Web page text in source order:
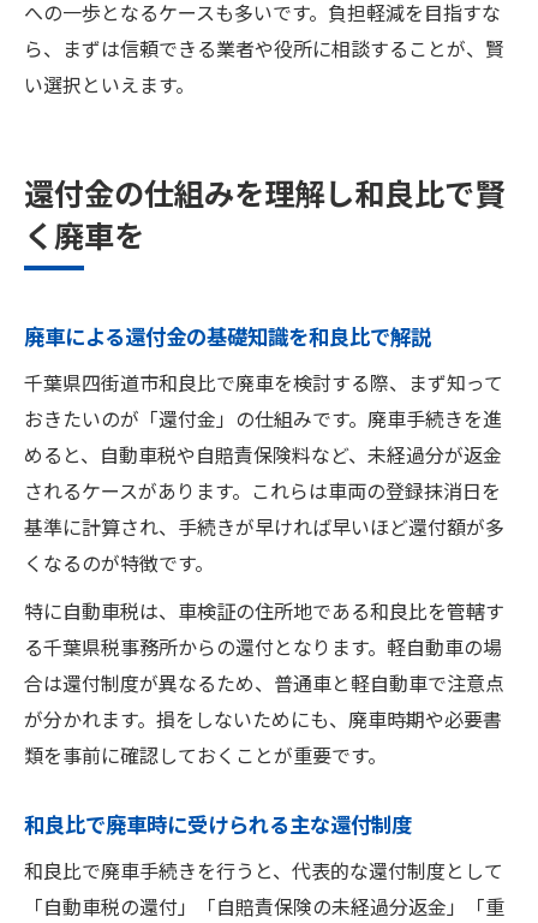
への一歩となるケースも多いです。負担軽減を目指すな
ら、まずは信頼できる業者や役所に相談することが、賢
い選択といえます。
還付金の仕組みを理解し和良比で賢
く廃車を
廃車による還付金の基礎知識を和良比で解説
千葉県四街道市和良比で廃車を検討する際、まず知って
おきたいのが「還付金」の仕組みです。廃車手続きを進
めると、自動車税や自賠責保険料など、未経過分が返金
されるケースがあります。これらは車両の登録抹消日を
基準に計算され、手続きが早ければ早いほど還付額が多
くなるのが特徴です。
特に自動車税は、車検証の住所地である和良比を管轄す
る千葉県税事務所からの還付となります。軽自動車の場
合は還付制度が異なるため、普通車と軽自動車で注意点
が分かれます。損をしないためにも、廃車時期や必要書
類を事前に確認しておくことが重要です。
和良比で廃車時に受けられる主な還付制度
和良比で廃車手続きを行うと、代表的な還付制度として
「自動車税の還付」「自賠責保険の未経過分返金」「重